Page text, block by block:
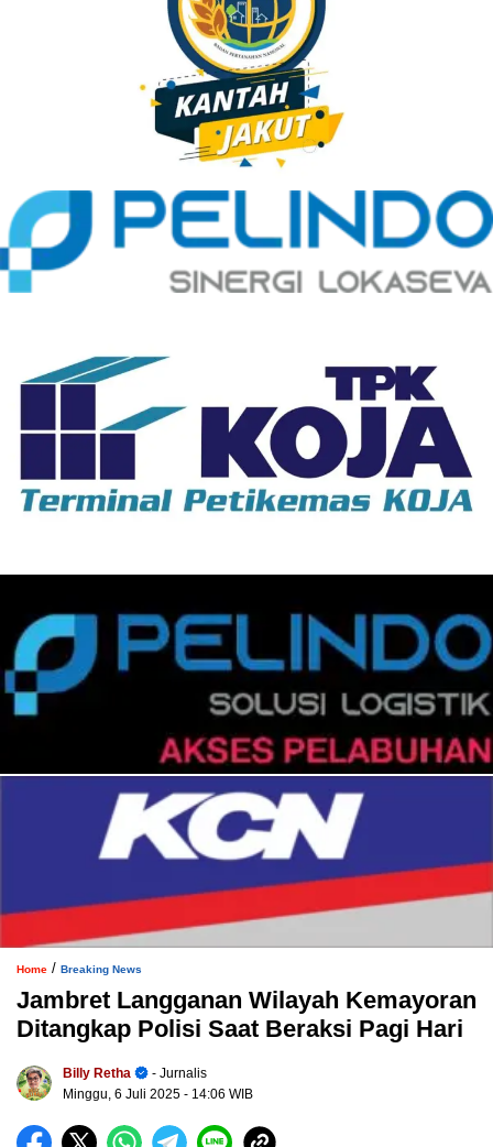
Home / Breaking News
Jambret Langganan Wilayah Kemayoran
Ditangkap Polisi Saat Beraksi Pagi Hari
Billy Retha
- Jurnalis
Minggu, 6 Juli 2025 - 14:06 WIB